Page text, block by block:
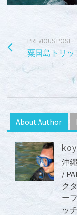
PREVIOUS POST
粟国島トリッ
About Author
沖
/
ク
ー
ッ